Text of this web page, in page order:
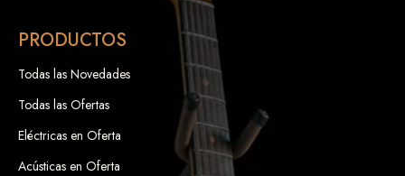
PRODUCTOS
Todas las Novedades
Todas las Ofertas
Eléctricas en Oferta
Acústicas en Oferta